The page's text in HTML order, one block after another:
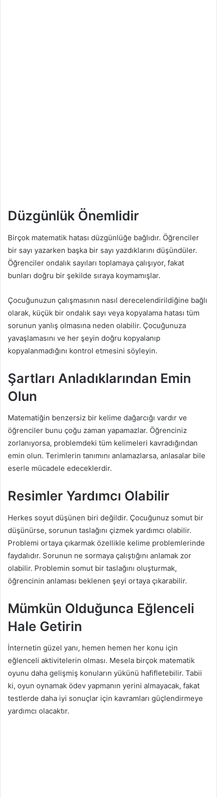
Düzgünlük Önemlidir
Birçok matematik hatası düzgünlüğe bağlıdır. Öğrenciler
bir sayı yazarken başka bir sayı yazdıklarını düşündüler.
Öğrenciler ondalık sayıları toplamaya çalışıyor, fakat
bunları doğru bir şekilde sıraya koymamışlar.
Çocuğunuzun çalışmasının nasıl derecelendirildiğine bağlı
olarak, küçük bir ondalık sayı veya kopyalama hatası tüm
sorunun yanlış olmasına neden olabilir. Çocuğunuza
yavaşlamasını ve her şeyin doğru kopyalanıp
kopyalanmadığını kontrol etmesini söyleyin.
Şartları Anladıklarından Emin
Olun
Matematiğin benzersiz bir kelime dağarcığı vardır ve
öğrenciler bunu çoğu zaman yapamazlar. Öğrenciniz
zorlanıyorsa, problemdeki tüm kelimeleri kavradığından
emin olun. Terimlerin tanımını anlamazlarsa, anlasalar bile
eserle mücadele edeceklerdir.
Resimler Yardımcı Olabilir
Herkes soyut düşünen biri değildir. Çocuğunuz somut bir
düşünürse, sorunun taslağını çizmek yardımcı olabilir.
Problemi ortaya çıkarmak özellikle kelime problemlerinde
faydalıdır. Sorunun ne sormaya çalıştığını anlamak zor
olabilir. Problemin somut bir taslağını oluşturmak,
öğrencinin anlaması beklenen şeyi ortaya çıkarabilir.
Mümkün Olduğunca Eğlenceli
Hale Getirin
İnternetin güzel yanı, hemen hemen her konu için
eğlenceli aktivitelerin olması. Mesela birçok matematik
oyunu daha gelişmiş konuların yükünü hafifletebilir. Tabii
ki, oyun oynamak ödev yapmanın yerini almayacak, fakat
testlerde daha iyi sonuçlar için kavramları güçlendirmeye
yardımcı olacaktır.